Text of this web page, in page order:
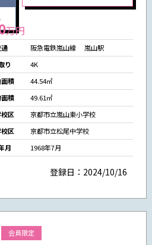
万円
阪急電鉄嵐山線 嵐山駅
り
4K
積
44.54㎡
積
49.61㎡
区
京都市立嵐山東小学校
区
京都市立松尾中学校
月
1968年7月
登録日：2024/10/16
会員限定